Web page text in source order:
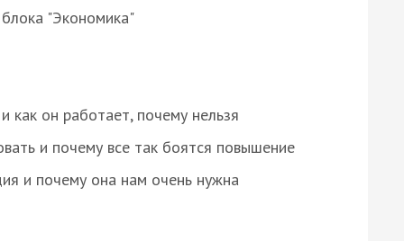
"Экономика"
как он работает, почему нельзя
и почему все так боятся повышение
и почему она нам очень нужна